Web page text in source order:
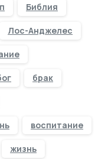
Библия
Лос-Анджелес
брак
воспитание
жизнь